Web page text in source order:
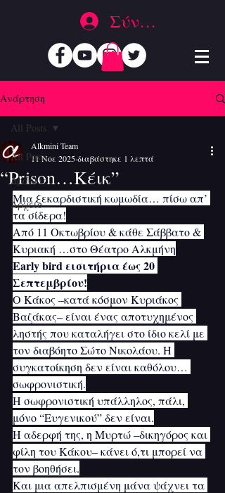
Σύνδεση
Ανάρτηση
All Posts
Δράσεις
Αρχείο
All Posts
“Prison…Κέικ”
Alkmini Team
11 Νοε 2025διαβάστηκε 1 λεπτά
Μια ξεκαρδιστική κωμωδία… πίσω απ’
τα σίδερα!
Από 11 Οκτωβρίου & κάθε Σάββατο &
Κυριακή …στο Θέατρο Αλκμήνη
Early bird εισιτήρια έως 20
Σεπτεμβρίου!
Ο Κάκος –κατά κόσμον Κυριάκος
Βαζάκας– είναι ένας αποτυχημένος
ληστής που καταλήγει στο ίδιο κελί με
τον διαβόητο Σώτο Νικολάου. Η
συγκατοίκηση δεν είναι καθόλου…
σωφρονιστική.
Η σωφρονιστική υπάλληλος, πάλι,
μόνο “Ευγενικού” δεν είναι.
Η αδερφή της, η Μυρτώ –δικηγόρος και
φίλη του Κάκου– κάνει ό,τι μπορεί να
τον βοηθήσει.
Και μια απελπισμένη μάνα ψάχνει τα